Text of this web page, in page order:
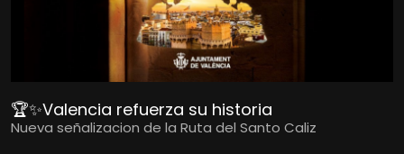
🏆✨Valencia refuerza su historia
Nueva señalizacion de la Ruta del Santo Caliz